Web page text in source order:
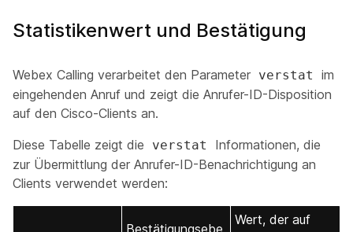
Statistikenwert und Bestätigung
Webex Calling verarbeitet den Parameter verstat
im
eingehenden Anruf und zeigt die Anrufer-ID-Disposition
auf den Cisco-Clients an.
Diese Tabelle zeigt die
verstat
Informationen, die
zur Übermittlung der Anrufer-ID-Benachrichtigung an
Clients verwendet werden:
Bestätigungsebe
Wert, der auf